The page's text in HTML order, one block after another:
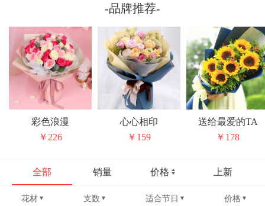
-品牌推荐-
彩色浪漫
￥226
心心相印
￥159
送给最爱的TA
￥178
全部 销量 价格 上新
花材 支数 适合节日 价格